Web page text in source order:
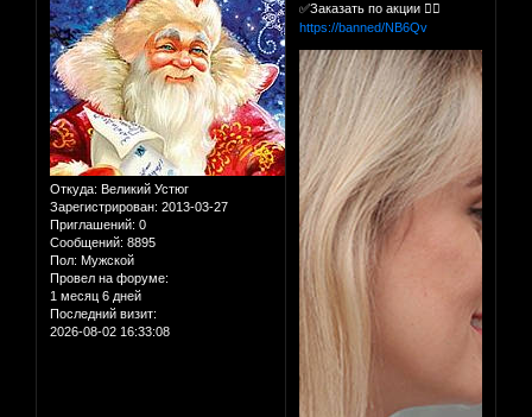
Откуда: Великий Устюг
Зарегистрирован: 2013-03-27
Приглашений: 0
Сообщений: 8895
Пол: Мужской
Провел на форуме:
1 месяц 6 дней
Последний визит:
2026-08-02 16:33:08
✅Заказать по акции 👉🏻
https://banned/NB6Qv